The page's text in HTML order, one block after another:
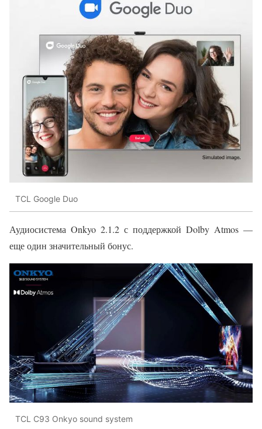
TCL Google Duo
Аудиосистема Onkyo 2.1.2 с поддержкой Dolby Atmos —
еще один значительный бонус.
TCL C93 Onkyo sound system